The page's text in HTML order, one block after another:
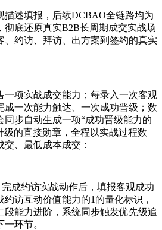
描述填报，后续DCBAO全链路均为
彻底还原真实B2B长周期成交实战场
、约访、拜访、出方案到签约的真实
一项实战成交能力；每录入一次客观
成一次能力触达、一次成功晋级；数
同步自动生成一项“成功晋级能力的
级的直接勋章，全程以实战过程数
、最低成本成交：
成约访实战动作后，填报客观成功
访互动价值能力的1的量化标识，
段能力进阶，系统同步触发优先级追
环节。